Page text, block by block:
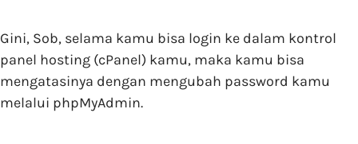
Gini, Sob, selama kamu bisa login ke dalam kontrol
panel hosting (cPanel) kamu, maka kamu bisa
mengatasinya dengan mengubah password kamu
melalui phpMyAdmin.